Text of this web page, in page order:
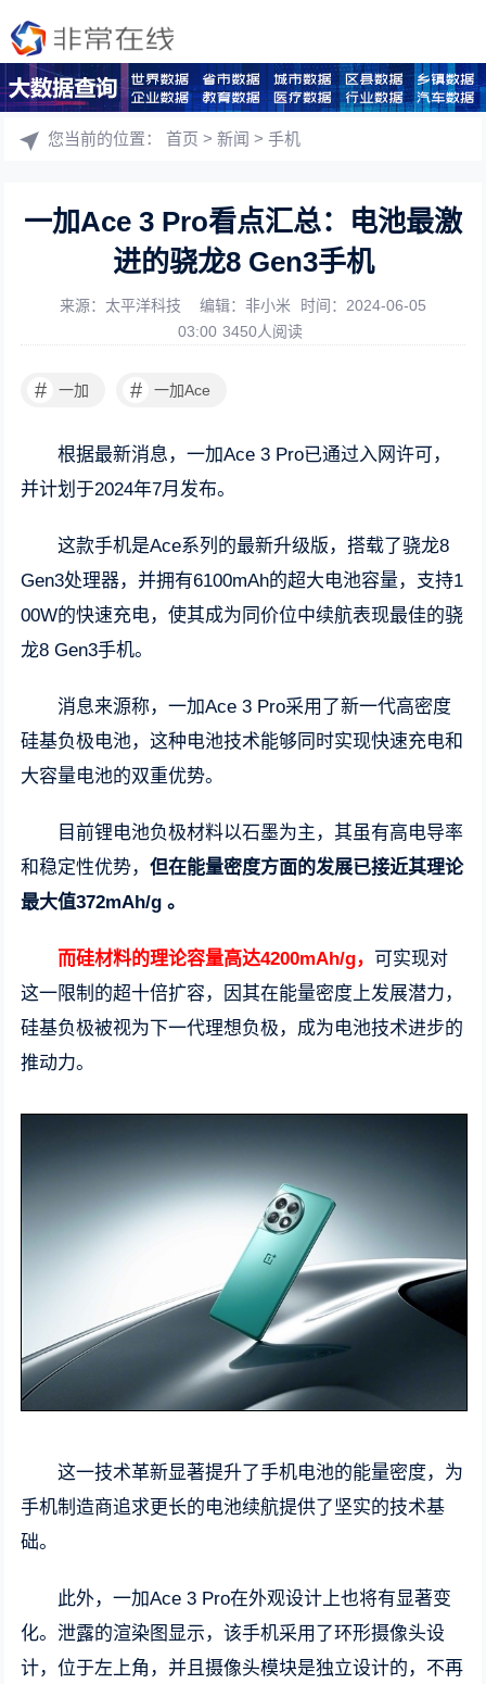
您当前的位置：首页 >新闻 >手机
一加Ace 3 Pro看点汇总：电池最激
进的骁龙8 Gen3手机
来源：太平洋科技 编辑：非小米
时间：2024-06-05
03:00 3450人阅读
# 一加 # 一加Ace
根据最新消息，一加Ace 3 Pro已通过入网许可，
并计划于2024年7月发布。
这款手机是Ace系列的最新升级版，搭载了骁龙8
Gen3处理器，并拥有6100mAh的超大电池容量，支持1
00W的快速充电，使其成为同价位中续航表现最佳的骁
龙8 Gen3手机。
消息来源称，一加Ace 3 Pro采用了新一代高密度
硅基负极电池，这种电池技术能够同时实现快速充电和
大容量电池的双重优势。
目前锂电池负极材料以石墨为主，其虽有高电导率
和稳定性优势，但在能量密度方面的发展已接近其理论
最大值372mAh/g 。
而硅材料的理论容量高达4200mAh/g， 可实现对
这一限制的超十倍扩容，因其在能量密度上发展潜力，
硅基负极被视为下一代理想负极，成为电池技术进步的
推动力。
这一技术革新显著提升了手机电池的能量密度，为
手机制造商追求更长的电池续航提供了坚实的技术基
础。
此外，一加Ace 3 Pro在外观设计上也将有显著变
化。泄露的渲染图显示，该手机采用了环形摄像头设
计，位于左上角，并且摄像头模块是独立设计的，不再